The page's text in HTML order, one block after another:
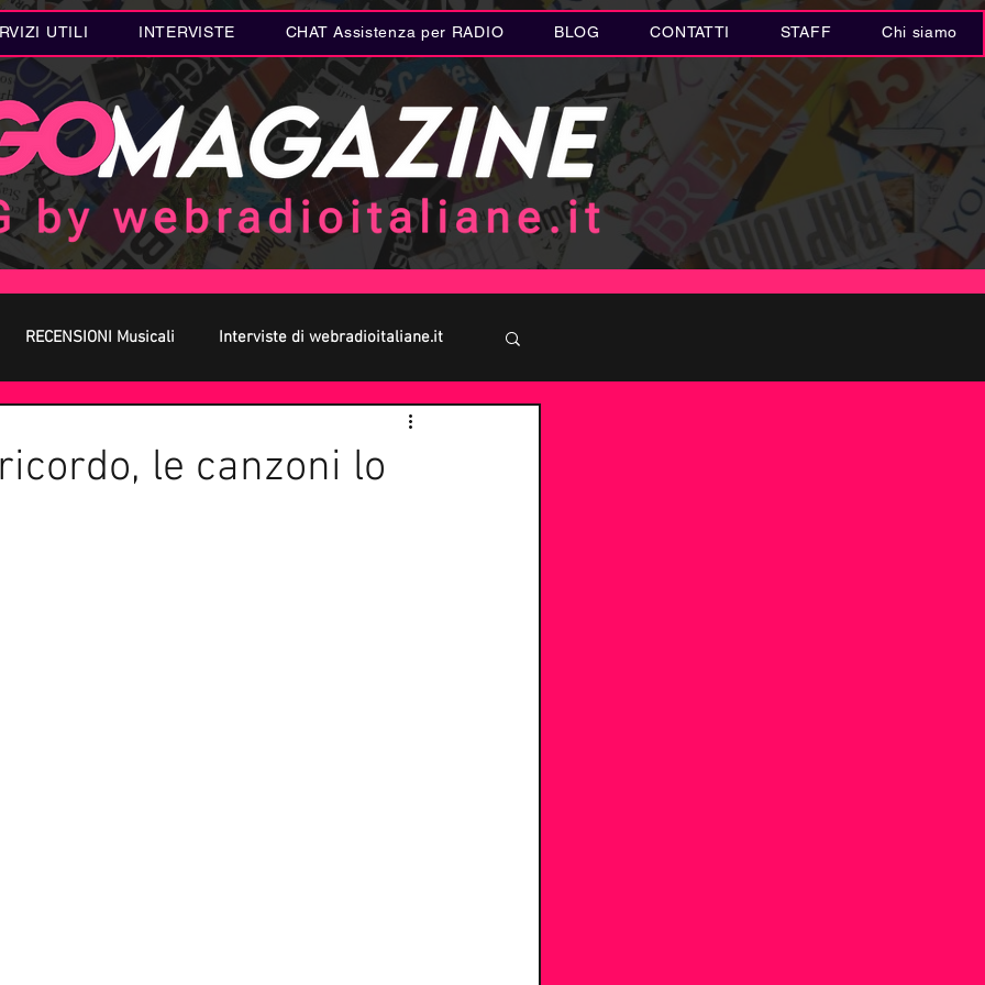
UTILI INTERVISTE CHAT Assistenza per RADIO BLOG CONTATTI STAFF Chi siamo
RECENSIONI Musicali Interviste di webradioitaliane.it
Letteratura
le canzoni lo